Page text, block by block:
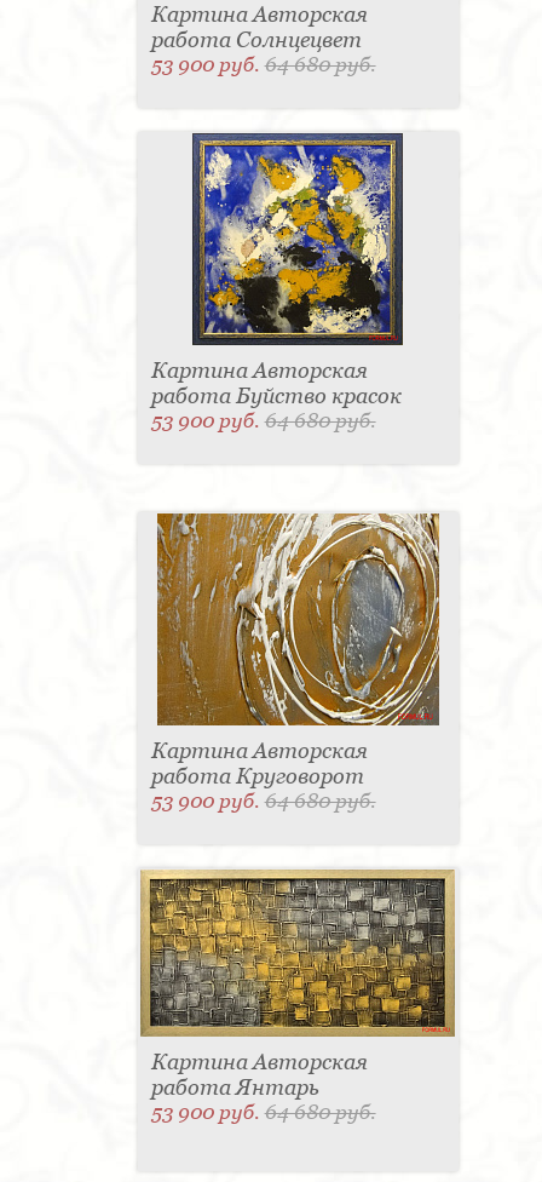
Картина Авторская
работа Солнцецвет
53 900 руб.64 680 руб.
Картина Авторская
работа Буйство красок
53 900 руб.64 680 руб.
Картина Авторская
работа Круговорот
53 900 руб.64 680 руб.
Картина Авторская
работа Янтарь
53 900 руб.64 680 руб.